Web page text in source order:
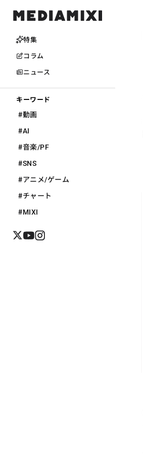
特集
コラム
ニュース
キーワード
#動画
#AI
#音楽/PF
#SNS
#アニメ/ゲーム
#チャート
#MIXI